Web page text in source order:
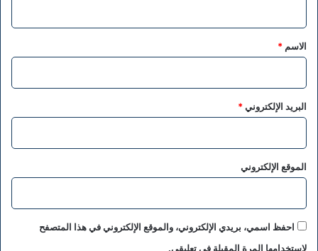
*
الاسم *
البريد الإلكتروني*
الموقع الإلكتروني
احفظ اسمي، بريدي الإلكتروني، والموقع الإلكتروني في هذا المتصفح
لاستخدامها المرة المقبلة في تعليقي.